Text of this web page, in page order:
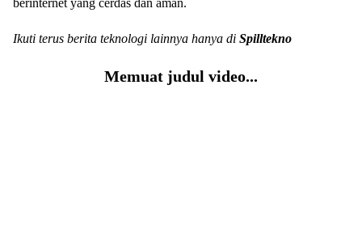
berinternet yang cerdas dan aman.
Ikuti terus berita teknologi lainnya hanya di Spilltekno
Memuat judul video...